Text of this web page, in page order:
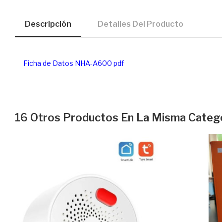
Descripción Detalles Del Producto
Ficha de Datos NHA-A600 pdf
16 Otros Productos En La Misma